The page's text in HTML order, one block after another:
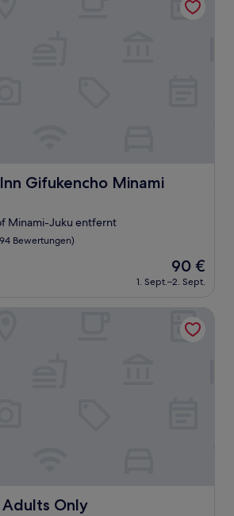
Gifukencho Minami
Minami
Minami-Juku entfernt
Bewertungen)
Der
Preis
beträgt
90 €
1. Sept.–2. Sept.
Only
Only